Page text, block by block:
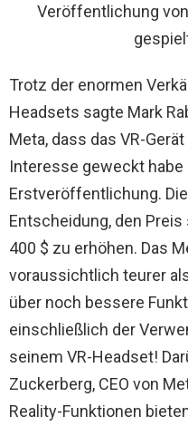
Veröffentlichung
Trotz der enormen
Headsets sagte Mark
Meta, dass das VR-
Interesse geweckt habe
Erstveröffentlichung.
Entscheidung, den
400 $ zu erhöhen. Das
voraussichtlich teurer
über noch bessere
einschließlich der
seinem VR-Headset!
Zuckerberg, CEO von
Reality-Funktionen